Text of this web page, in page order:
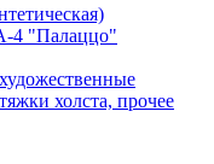
4 "Палаццо"
холста, прочее